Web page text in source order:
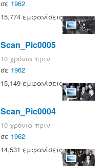
σε 1962
15,774 εμφανίσεις
Scan_Pic0005
10 χρόνια πριν
σε 1962
15,149 εμφανίσεις
Scan_Pic0004
10 χρόνια πριν
σε 1962
14,531 εμφανίσεις